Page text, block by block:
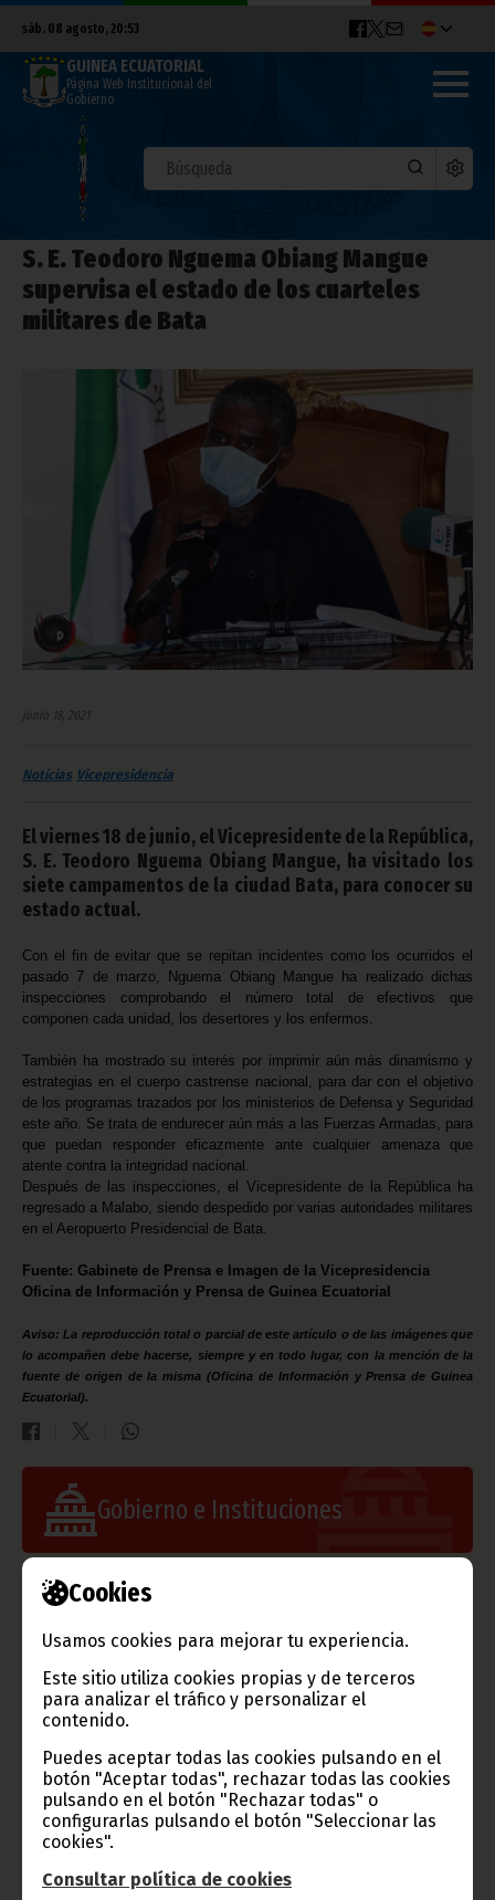
Cookies
Usamos cookies para mejorar tu experiencia.
Este sitio utiliza cookies propias y de terceros
para analizar el tráfico y personalizar el
contenido.
Puedes aceptar todas las cookies pulsando en el
botón "Aceptar todas", rechazar todas las cookies
pulsando en el botón "Rechazar todas" o
configurarlas pulsando el botón "Seleccionar las
cookies".
Consultar política de cookies
sáb. 08 agosto, 20:53
GUINEA ECUATORIAL
Página Web Institucional del
Gobierno
S. E. Teodoro Nguema Obiang Mangue
supervisa el estado de los cuarteles
militares de Bata
junio 18, 2021
Noticias Vicepresidencia
El viernes 18 de junio, el Vicepresidente de la República,
S. E. Teodoro Nguema Obiang Mangue, ha visitado los
siete campamentos de la ciudad Bata, para conocer su
estado actual.
Con el fin de evitar que se repitan incidentes como los ocurridos el
pasado 7 de marzo, Nguema Obiang Mangue ha realizado dichas
inspecciones comprobando el número total de efectivos que
componen cada unidad, los desertores y los enfermos.
También ha mostrado su interés por imprimir aún más dinamismo y
estrategias en el cuerpo castrense nacional, para dar con el objetivo
de los programas trazados por los ministerios de Defensa y Seguridad
este año. Se trata de endurecer aún más a las Fuerzas Armadas, para
que puedan responder eficazmente ante cualquier amenaza que
atente contra la integridad nacional.
Después de las inspecciones, el Vicepresidente de la República ha
regresado a Malabo, siendo despedido por varias autoridades militares
en el Aeropuerto Presidencial de Bata.
Fuente: Gabinete de Prensa e Imagen de la Vicepresidencia
Oficina de Información y Prensa de Guinea Ecuatorial
Aviso: La reproducción total o parcial de este artículo o de las imágenes que
lo acompañen debe hacerse, siempre y en todo lugar, con la mención de la
fuente de origen de la misma (Oficina de Información y Prensa de Guinea
Ecuatorial).
Gobierno e Instituciones
TVGE
Radio Nacional de Guinea
Ecuatorial
Haz click aquí para escuchar ahora